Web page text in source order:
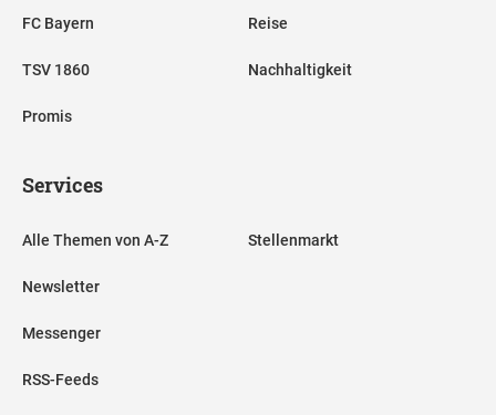
FC Bayern
TSV 1860
Promis
Reise
Nachhaltigkeit
Services
Alle Themen von A-Z
Newsletter
Messenger
RSS-Feeds
Stellenmarkt